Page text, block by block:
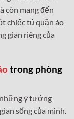
còn mang đến
chiếc tủ quần áo
gian riêng của
trong phòng
ý tưởng
sống của mình.